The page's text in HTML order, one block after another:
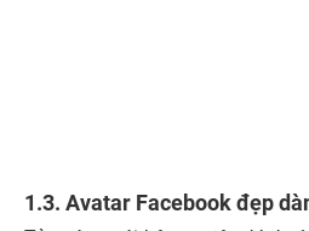
1.3. Avatar Facebook đẹp